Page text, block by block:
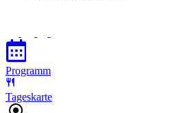
Programm
Tageskarte